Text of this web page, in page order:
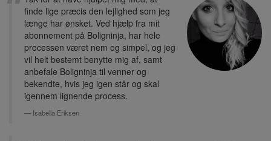
finde lige præcis den lejlighed som jeg
længe har ønsket. Ved hjælp fra mit
abonnement på Boligninja, har hele
processen været nem og simpel, og jeg
vil helt bestemt benytte mig af, samt
anbefale Boligninja til venner og
bekendte, hvis jeg igen står og skal
igennem lignende process.
Isabella Eriksen